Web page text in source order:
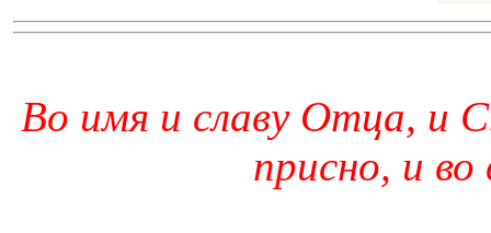
Во имя и славу Отца, и
присно, и во